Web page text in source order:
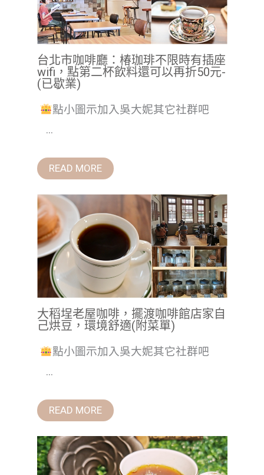
台北市咖啡廳：椿珈琲不限時有插座
wifi，點第二杯飲料還可以再折50元-
(已歇業)
點小圖示加入吳大妮其它社群吧
...
READ MORE
大稻埕老屋咖啡，擺渡咖啡館店家自
己烘豆，環境舒適(附菜單)
點小圖示加入吳大妮其它社群吧
...
READ MORE